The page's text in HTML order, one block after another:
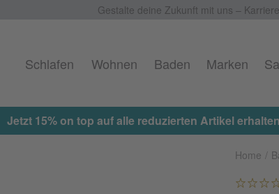
Gestalte deine Zukunft mit uns –
Schlafen Wohnen Baden Marken
Jetzt 15% on top auf alle reduzierten Artikel
Home